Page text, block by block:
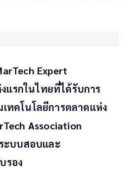
Expert
แรกในไทยที่ได้รับการ
ทคโนโลยีการตลาดแห่ง
Association
ะบบสอบและ
รอง